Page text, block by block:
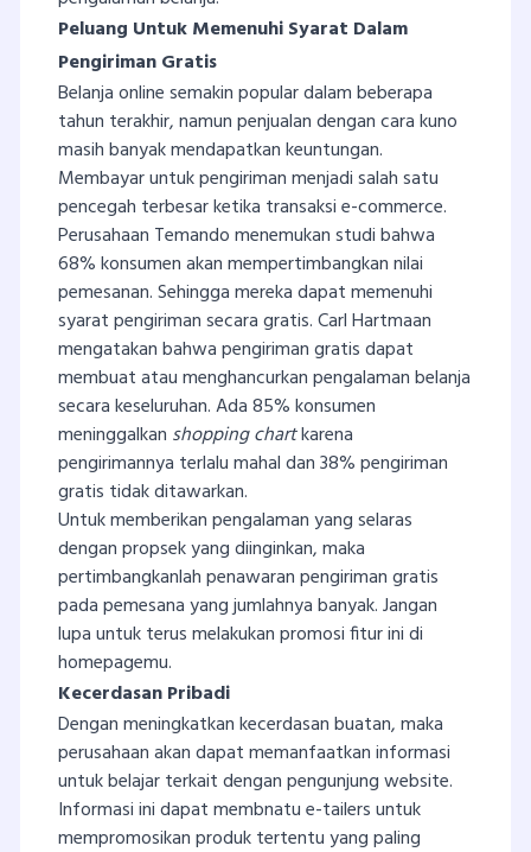
Peluang Untuk Memenuhi Syarat Dalam
Pengiriman Gratis
Belanja online semakin popular dalam beberapa
tahun terakhir, namun penjualan dengan cara kuno
masih banyak mendapatkan keuntungan.
Membayar untuk pengiriman menjadi salah satu
pencegah terbesar ketika transaksi e-commerce.
Perusahaan Temando menemukan studi bahwa
68% konsumen akan mempertimbangkan nilai
pemesanan. Sehingga mereka dapat memenuhi
syarat pengiriman secara gratis. Carl Hartmaan
mengatakan bahwa pengiriman gratis dapat
membuat atau menghancurkan pengalaman belanja
secara keseluruhan. Ada 85% konsumen
meninggalkan shopping chartkarena
pengirimannya terlalu mahal dan 38% pengiriman
gratis tidak ditawarkan.
Untuk memberikan pengalaman yang selaras
dengan propsek yang diinginkan, maka
pertimbangkanlah penawaran pengiriman gratis
pada pemesana yang jumlahnya banyak. Jangan
lupa untuk terus melakukan promosi fitur ini di
homepagemu.
Kecerdasan Pribadi
Dengan meningkatkan kecerdasan buatan, maka
perusahaan akan dapat memanfaatkan informasi
untuk belajar terkait dengan pengunjung website.
Informasi ini dapat membnatu e-tailers untuk
mempromosikan produk tertentu yang paling